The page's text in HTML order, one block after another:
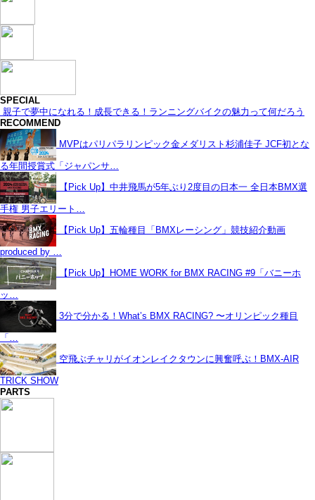
SPECIAL
親子で夢中になれる！成長できる！ランニングバイクの魅力って何だろう
RECOMMEND
MVPはパリパラリンピック金メダリスト杉浦佳子 JCF初とな
る年間授賞式「ジャパンサ…
【Pick Up】中井飛馬が5年ぶり2度目の日本一 全日本BMX選
手権 男子エリート…
【Pick Up】五輪種目「BMXレーシング」競技紹介動画
produced by …
【Pick Up】HOME WORK for BMX RACING #9「バニーホ
ッ…
3分で分かる！What’s BMX RACING? 〜オリンピック種目
「…
空飛ぶチャリがイオンレイクタウンに興奮呼ぶ！BMX-AIR
TRICK SHOW
PARTS